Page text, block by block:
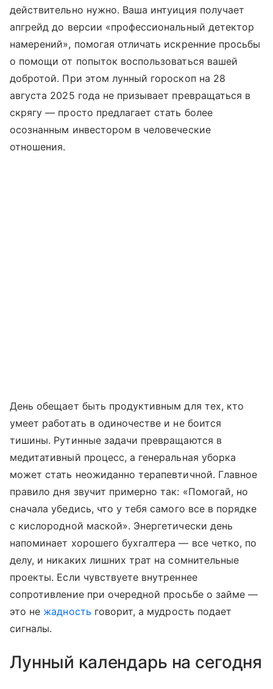
действительно нужно. Ваша интуиция получает
апгрейд до версии «профессиональный детектор
намерений», помогая отличать искренние просьбы
о помощи от попыток воспользоваться вашей
добротой. При этом лунный гороскоп на 28
августа 2025 года не призывает превращаться в
скрягу — просто предлагает стать более
осознанным инвестором в человеческие
отношения.
День обещает быть продуктивным для тех, кто
умеет работать в одиночестве и не боится
тишины. Рутинные задачи превращаются в
медитативный процесс, а генеральная уборка
может стать неожиданно терапевтичной. Главное
правило дня звучит примерно так: «Помогай, но
сначала убедись, что у тебя самого все в порядке
с кислородной маской». Энергетически день
напоминает хорошего бухгалтера — все четко, по
делу, и никаких лишних трат на сомнительные
проекты. Если чувствуете внутреннее
сопротивление при очередной просьбе о займе —
это не жадность говорит, а мудрость подает
сигналы.
Лунный календарь на сегодня